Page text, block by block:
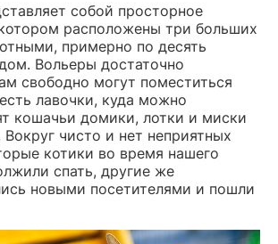
собой просторное
расположены три больших
примерно по десять
Вольеры достаточно
свободно могут поместиться
лавочки, куда можно
кошачьи домики, лотки и миски
чисто и нет неприятных
котики во время нашего
спать, другие же
новыми посетителями и пошли